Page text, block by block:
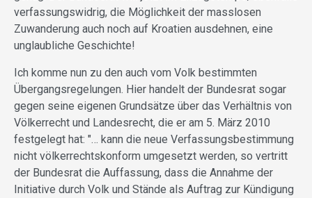
verfassungswidrig, die Möglichkeit der masslosen
Zuwanderung auch noch auf Kroatien ausdehnen, eine
unglaubliche Geschichte!
Ich komme nun zu den auch vom Volk bestimmten
Übergangsregelungen. Hier handelt der Bundesrat sogar
gegen seine eigenen Grundsätze über das Verhältnis von
Völkerrecht und Landesrecht, die er am 5. März 2010
festgelegt hat: "… kann die neue Verfassungsbestimmung
nicht völkerrechtskonform umgesetzt werden, so vertritt
der Bundesrat die Auffassung, dass die Annahme der
Initiative durch Volk und Stände als Auftrag zur Kündigung